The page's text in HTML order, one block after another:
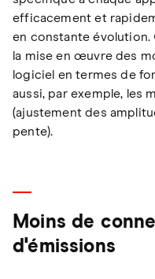
efficacement et
en constante évolution.
la mise en œuvre des
logiciel en termes de
aussi, par exemple, les
(ajustement des
pente).
Moins de
d'émissions